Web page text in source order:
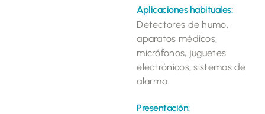
Aplicaciones habituales:
Detectores de humo,
aparatos médicos,
micrófonos, juguetes
electrónicos, sistemas de
alarma.
Presentación: